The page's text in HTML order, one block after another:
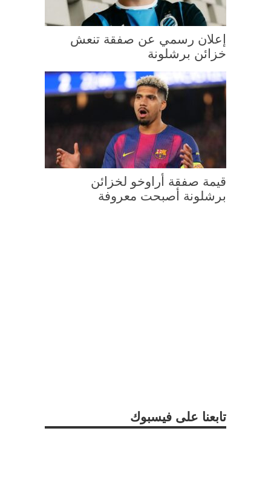
إعلان رسمي عن صفقة تنعش
خزائن برشلونة
قيمة صفقة أراوخو لخزائن
برشلونة أصبحت معروفة
تابعنا على فيسبوك